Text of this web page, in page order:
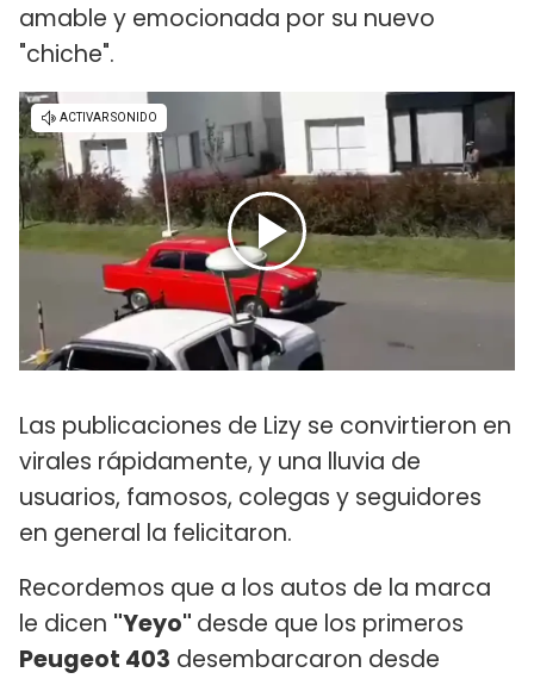
amable y emocionada por su nuevo
"chiche".
Las publicaciones de Lizy se convirtieron en
virales rápidamente, y una lluvia de
usuarios, famosos, colegas y seguidores
en general la felicitaron.
Recordemos que a los autos de la marca
le dicen "Yeyo" desde que los primeros
Peugeot 403 desembarcaron desde